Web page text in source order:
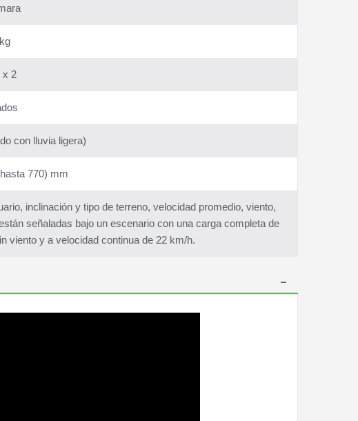
x 2
con lluvia ligera)
770) mm
inclinación y tipo de terreno, velocidad promedio, viento,
señaladas bajo un escenario con una carga completa de
viento y a velocidad continua de 22 km/h.